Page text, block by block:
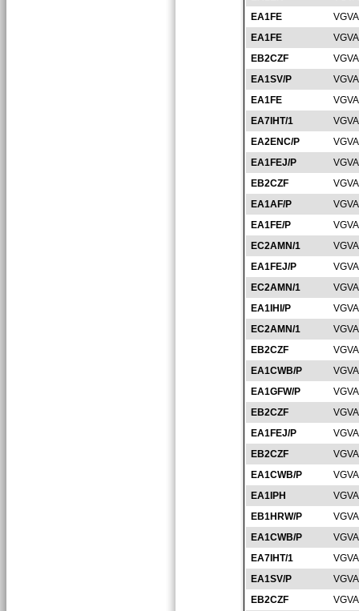
EA1FE
EA1FE
EB2CZF
EA1SV/P
EA1FE
EA7IHT/1
EA2ENC/P
EA1FEJ/P
EB2CZF
EA1AF/P
EA1FE/P
EC2AMN/1
EA1FEJ/P
EC2AMN/1
EA1IHI/P
EC2AMN/1
EB2CZF
EA1CWB/P
EA1GFW/P
EB2CZF
EA1FEJ/P
EB2CZF
EA1CWB/P
EA1IPH
EB1HRW/P
EA1CWB/P
EA7IHT/1
EA1SV/P
EB2CZF